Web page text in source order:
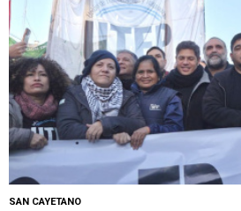
SAN CAYETANO